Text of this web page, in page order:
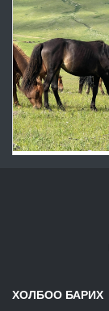
ХОЛБОО БАРИХ